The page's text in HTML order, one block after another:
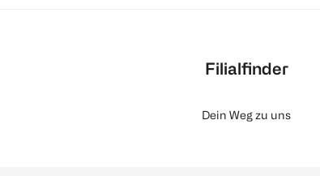
Filialfinder
Dein Weg zu uns